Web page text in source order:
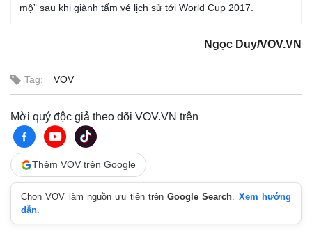
mộ” sau khi giành tấm vé lịch sử tới World Cup 2017.
Ngọc Duy/VOV.VN
Tag: VOV
Mời quý độc giả theo dõi VOV.VN trên
Thêm VOV trên Google
Chọn VOV làm nguồn ưu tiên trênGoogle Search. Xem hướng
dẫn.